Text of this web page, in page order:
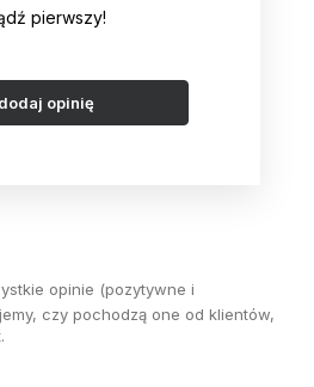
pierwszy!
dodaj opinię
opinie (pozytywne i
czy pochodzą one od klientów,